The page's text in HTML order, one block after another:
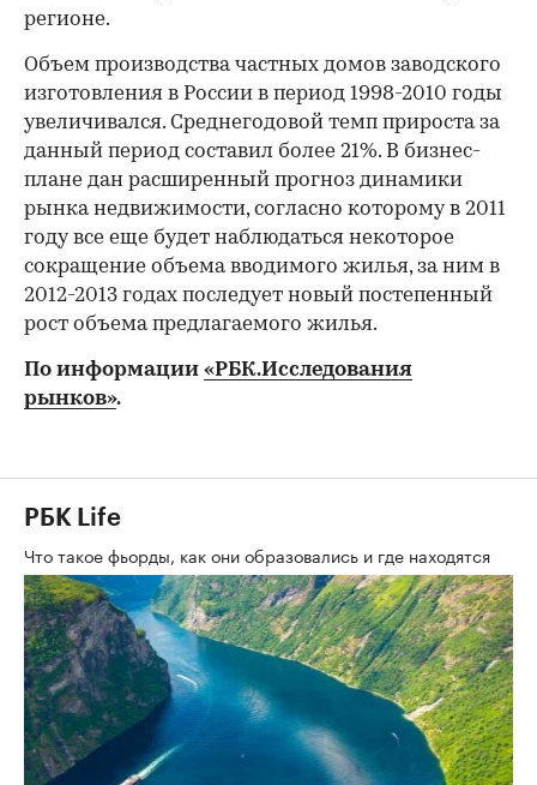
регионе.
Объем производства частных домов заводского
изготовления в России в период 1998-2010 годы
увеличивался. Среднегодовой темп прироста за
данный период составил более 21%. В бизнес-
плане дан расширенный прогноз динамики
рынка недвижимости, согласно которому в 2011
году все еще будет наблюдаться некоторое
сокращение объема вводимого жилья, за ним в
2012-2013 годах последует новый постепенный
рост объема предлагаемого жилья.
По информации «РБК.Исследования
рынков».
РБК Life
Что такое фьорды, как они образовались и где находятся